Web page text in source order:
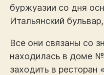
буржуазии со дня
Итальянский
Все они связаны со
находилась в доме
заходить в